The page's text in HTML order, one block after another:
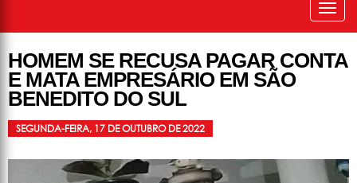
HOMEM SE RECUSA PAGAR CONTA
E MATA EMPRESÁRIO EM SÃO
BENEDITO DO SUL
SEGUNDA-FEIRA, 17 DE OUTUBRO DE 2022